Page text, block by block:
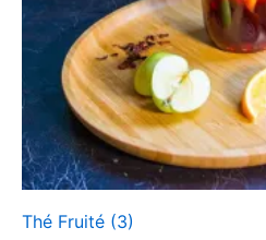
Thé Fruité (3)